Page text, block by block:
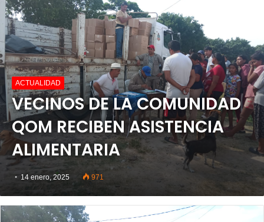
ACTUALIDAD
VECINOS DE LA COMUNIDAD
QOM RECIBEN ASISTENCIA
ALIMENTARIA
14 enero, 2025 971